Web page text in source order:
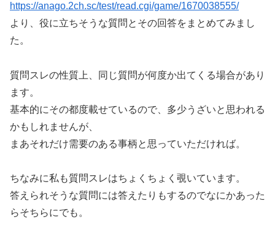
https://anago.2ch.sc/test/read.cgi/game/1670038555/
より、役に立ちそうな質問とその回答をまとめてみまし
た。
質問スレの性質上、同じ質問が何度か出てくる場合があり
ます。
基本的にその都度載せているので、多少うざいと思われる
かもしれませんが、
まあそれだけ需要のある事柄と思っていただければ。
ちなみに私も質問スレはちょくちょく覗いています。
答えられそうな質問には答えたりもするのでなにかあった
らそちらにでも。